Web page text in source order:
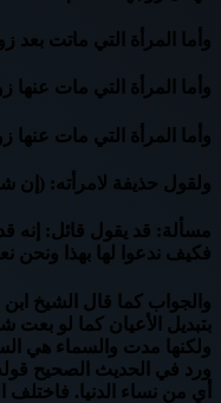
وأما المرأة التي ماتت
وأما المرأة التي مات
وأما المرأة التي مات عنها
ولقول حذيفة لامرأته: (إن
مسألة: قد يقول قائل: إنه
فكيف ندعوا لها بهذا ونحن
والجواب كما قال الشيخ
ولكنها مدت والسماء هي
ورد في الحديث الصحيح
أي من نساء الدنيا. فاختلف